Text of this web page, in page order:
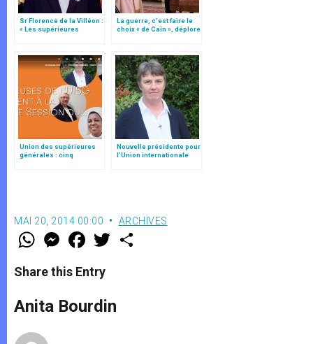
Sr Florence de la Villéon :
« Les supérieures
soutien et de formation »
La guerre, c’est faire le
choix « de Caïn », déplore
Union des supérieures
générales : cinq
Nouvelle présidente pour
l’Union internationale
MAI 20, 2014 00:00 ARCHIVES
W
t
s
p
p
M
e
s
e
g
e
F
a
e
b
o
k
w
r
Share this Entry
Anita Bourdin